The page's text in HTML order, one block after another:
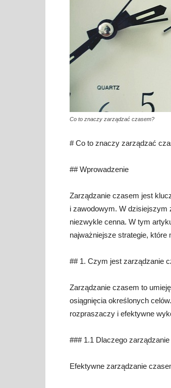
Co to znaczy zarządzać czasem?
# Co to znaczy zarządzać
## Wprowadzenie
Zarządzanie czasem jest
i zawodowym. W dzisiejszym
niezwykle cenna. W tym
najważniejsze strategie,
## 1. Czym jest zarządzanie
Zarządzanie czasem to
osiągnięcia określonych
rozpraszaczy i efektywne
### 1.1 Dlaczego
Efektywne zarządzanie